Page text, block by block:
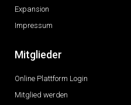
Expansion
Impressum
Mitglieder
Online Plattform Login
Mitglied werden